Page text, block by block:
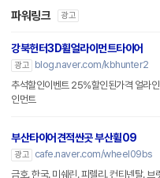
파워링크 광고
강북헌터3D휠얼라이먼트타이어
광고
blog.naver.com/kbhunter2
추석할인이벤트 25%할인된가격 얼라
인먼트
부산타이어견적싼곳 부산휠09
광고
cafe.naver.com/wheel09bs
금호. 한국. 미쉐린. 피렐리. 컨티넨탈. 브